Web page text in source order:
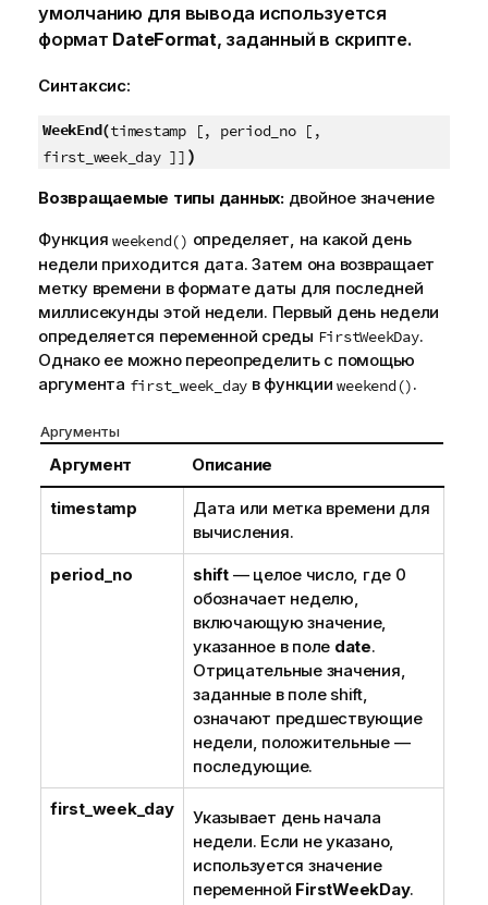
умолчанию для вывода используется
формат DateFormat, заданный в скрипте.
Синтаксис:
WeekEnd(timestamp [, period_no [,
first_week_day ]] )
Возвращаемые типы данных: двойное значение
Функция weekend() определяет, на какой день
недели приходится дата. Затем она возвращает
метку времени в формате даты для последней
миллисекунды этой недели. Первый день недели
определяется переменной среды FirstWeekDay.
Однако ее можно переопределить с помощью
аргумента first_week_day в функцииweekend().
Аргументы
Аргумент Описание
timestamp
Дата или метка времени для
вычисления.
period_no shift— целое число, где 0
обозначает неделю,
включающую значение,
указанное в поле date.
Отрицательные значения,
заданные в поле shift,
означают предшествующие
недели, положительные —
последующие.
first_week_day
Указывает день начала
недели. Если не указано,
используется значение
переменной FirstWeekDay.